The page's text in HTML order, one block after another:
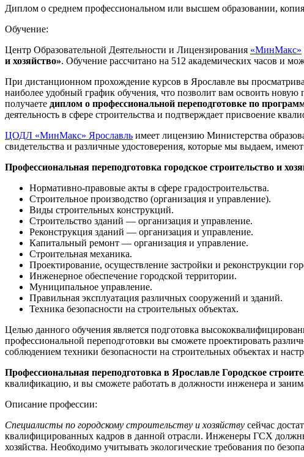
Диплом о среднем профессиональном или высшем образовании, копия
Обучение:
Центр Образовательной Деятельности и Лицензирования «МинМакс»
и хозяйство». Обучение рассчитано на 512 академических часов и
При дистанционном прохождение курсов в Ярославле вы
наиболее удобный график обучения, что позволит вам освоить
получаете диплом о профессиональной переподготовке по
деятельность в сфере строительства и подтверждает присвоение
ЦОДЛ «МинМакс» Ярославль имеет лицензию Министерства
свидетельства и различные удостоверения, которые мы выдаем,
Профессиональная переподготовка городское строительство и
Нормативно-правовые акты в сфере градостроительства.
Строительное производство (организация и управление).
Виды строительных конструкций.
Строительство зданий — организация и управление.
Реконструкция зданий — организация и управление.
Капитальный ремонт — организация и управление.
Строительная механика.
Проектирование, осуществление застройки и реконструкции
Инженерное обеспечение городской территории.
Муниципальное управление.
Правильная эксплуатация различных сооружений и зданий.
Техника безопасности на строительных объектах.
Целью данного обучения является подготовка
профессиональной переподготовки вы сможете проектировать
соблюдением техники безопасности на строительных объектах и
Профессиональная переподготовка в Ярославле Городское
квалификацию, и вы сможете работать в должности инженера и
Описание профессии:
Специалисты по городскому строительству и хозяйству сейчас
квалифицированных кадров в данной отрасли. Инженеры ГСХ должны
хозяйства. Необходимо учитывать экологические требования по